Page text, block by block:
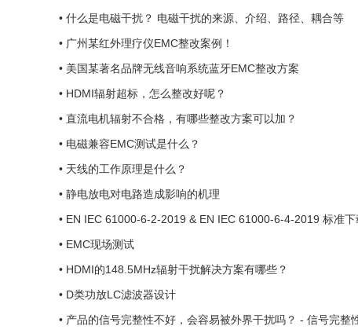
• 什么是电磁干扰？ 电磁干扰的来源、介绍、路径、耦合等
• 广州某红外理疗仪EMC整改案例！
• 美国某著名品牌无线音响系统蓝牙EMC整改方案
• HDMI辐射超标，怎么整改好呢？
• 直流电机辐射不合格，有哪些整改方案可以加？
• 电磁兼容EMC测试是什么？
• 天线的工作原理是什么？
• 静电放电对电路造成影响的机理
• EN IEC 61000-6-2-2019 & EN IEC 61000-6-4-2019 标准下
C现场测试-EMC现场整改 ...
• EMC现场测试
• HDMI的148.5MHz辐射干扰解决方案有哪些？
• D类功放LC滤波器设计
• 产品的信号完整性不好，会容易被外界干扰吗？ - 信号完整